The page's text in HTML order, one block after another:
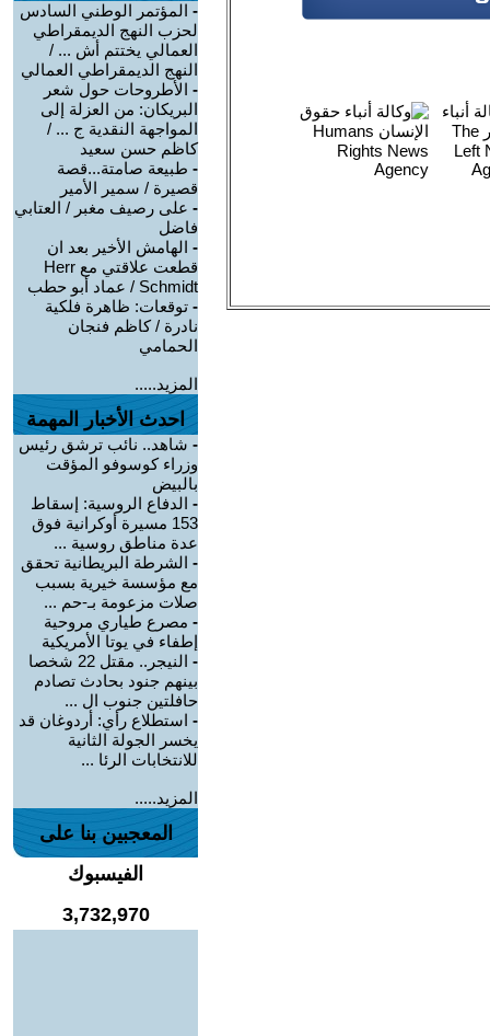
- المؤتمر الوطني السادس
لحزب النهج الديمقراطي
العمالي يختتم أش ... /
النهج الديمقراطي العمالي
- الأطروحات حول شعر
البريكان: من العزلة إلى
المواجهة النقدية ج ... /
كاظم حسن سعيد
- طبيعة صامتة...قصة
قصيرة / سمير الأمير
- على رصيف مغبر / العتابي
فاضل
- الهامش الأخير بعد ان
قطعت علاقتي مع Herr
Schmidt / عماد أبو حطب
- توقعات: ظاهرة فلكية
نادرة / كاظم فنجان
الحمامي
المزيد.....
احدث الأخبار المهمة
- شاهد.. نائب ترشق رئيس
وزراء كوسوفو المؤقت
بالبيض
- الدفاع الروسية: إسقاط
153 مسيرة أوكرانية فوق
عدة مناطق روسية ...
- الشرطة البريطانية تحقق
مع مؤسسة خيرية بسبب
صلات مزعومة بـ-حم ...
- مصرع طياري مروحية
إطفاء في يوتا الأمريكية
-
النيجر.. مقتل 22 شخصا
بينهم جنود بحادث تصادم
حافلتين جنوب ال ...
- استطلاع رأي: أردوغان قد
يخسر الجولة الثانية
للانتخابات الرئا ...
المزيد.....
المعجبين بنا على
الفيسبوك
3,732,970